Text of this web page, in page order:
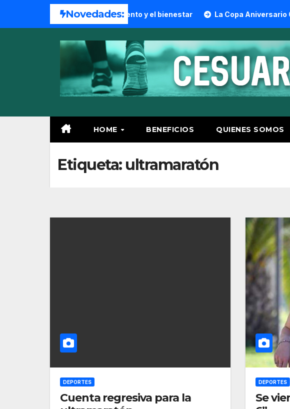
Novedades:
salud, el entrenamiento y el bienestar La Copa Aniversario CESUAR
HOME BENEFICIOS QUIENES SOMOS
Etiqueta: ultramaratón
DEPORTES
Cuenta regresiva para la
DEPORTES
Se